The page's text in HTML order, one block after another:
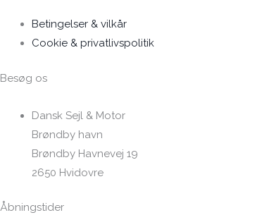
Betingelser & vilkår
Cookie & privatlivspolitik
Besøg os
Dansk Sejl & Motor
Brøndby havn
Brøndby Havnevej 19
2650 Hvidovre
Åbningstider